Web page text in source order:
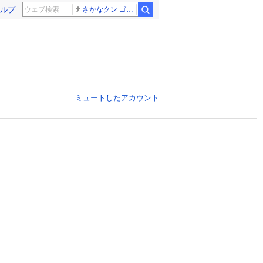
プ さかなクン ゴールデンタッグ
ミュートしたアカウント